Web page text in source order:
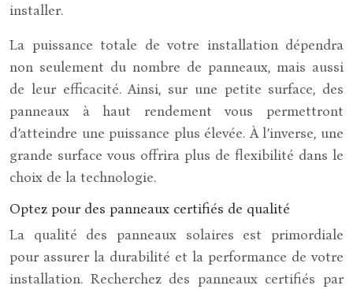
installer.
La puissance totale de votre installation dépendra
non seulement du nombre de panneaux, mais aussi
de leur efficacité. Ainsi, sur une petite surface, des
panneaux à haut rendement vous permettront
d’atteindre une puissance plus élevée. À l’inverse, une
grande surface vous offrira plus de flexibilité dans le
choix de la technologie.
Optez pour des panneaux certifiés de qualité
La qualité des panneaux solaires est primordiale
pour assurer la durabilité et la performance de votre
installation. Recherchez des panneaux certifiés par